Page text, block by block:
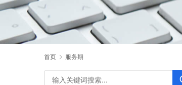
首页 服务期